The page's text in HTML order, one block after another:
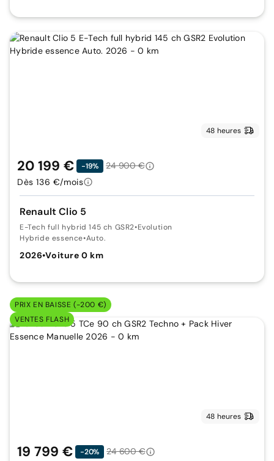
48 heures
Renault Clio 5
E-Tech full hybrid 145 ch GSR2•Evolution
Hybride essence•Auto.
2026•Voiture 0 km
20 199 € -19%
24 900 €
Dès 136 €/mois
PRIX EN BAISSE (-200 €)
VENTES FLASH
48 heures
19 799 € -20%
24 600 €